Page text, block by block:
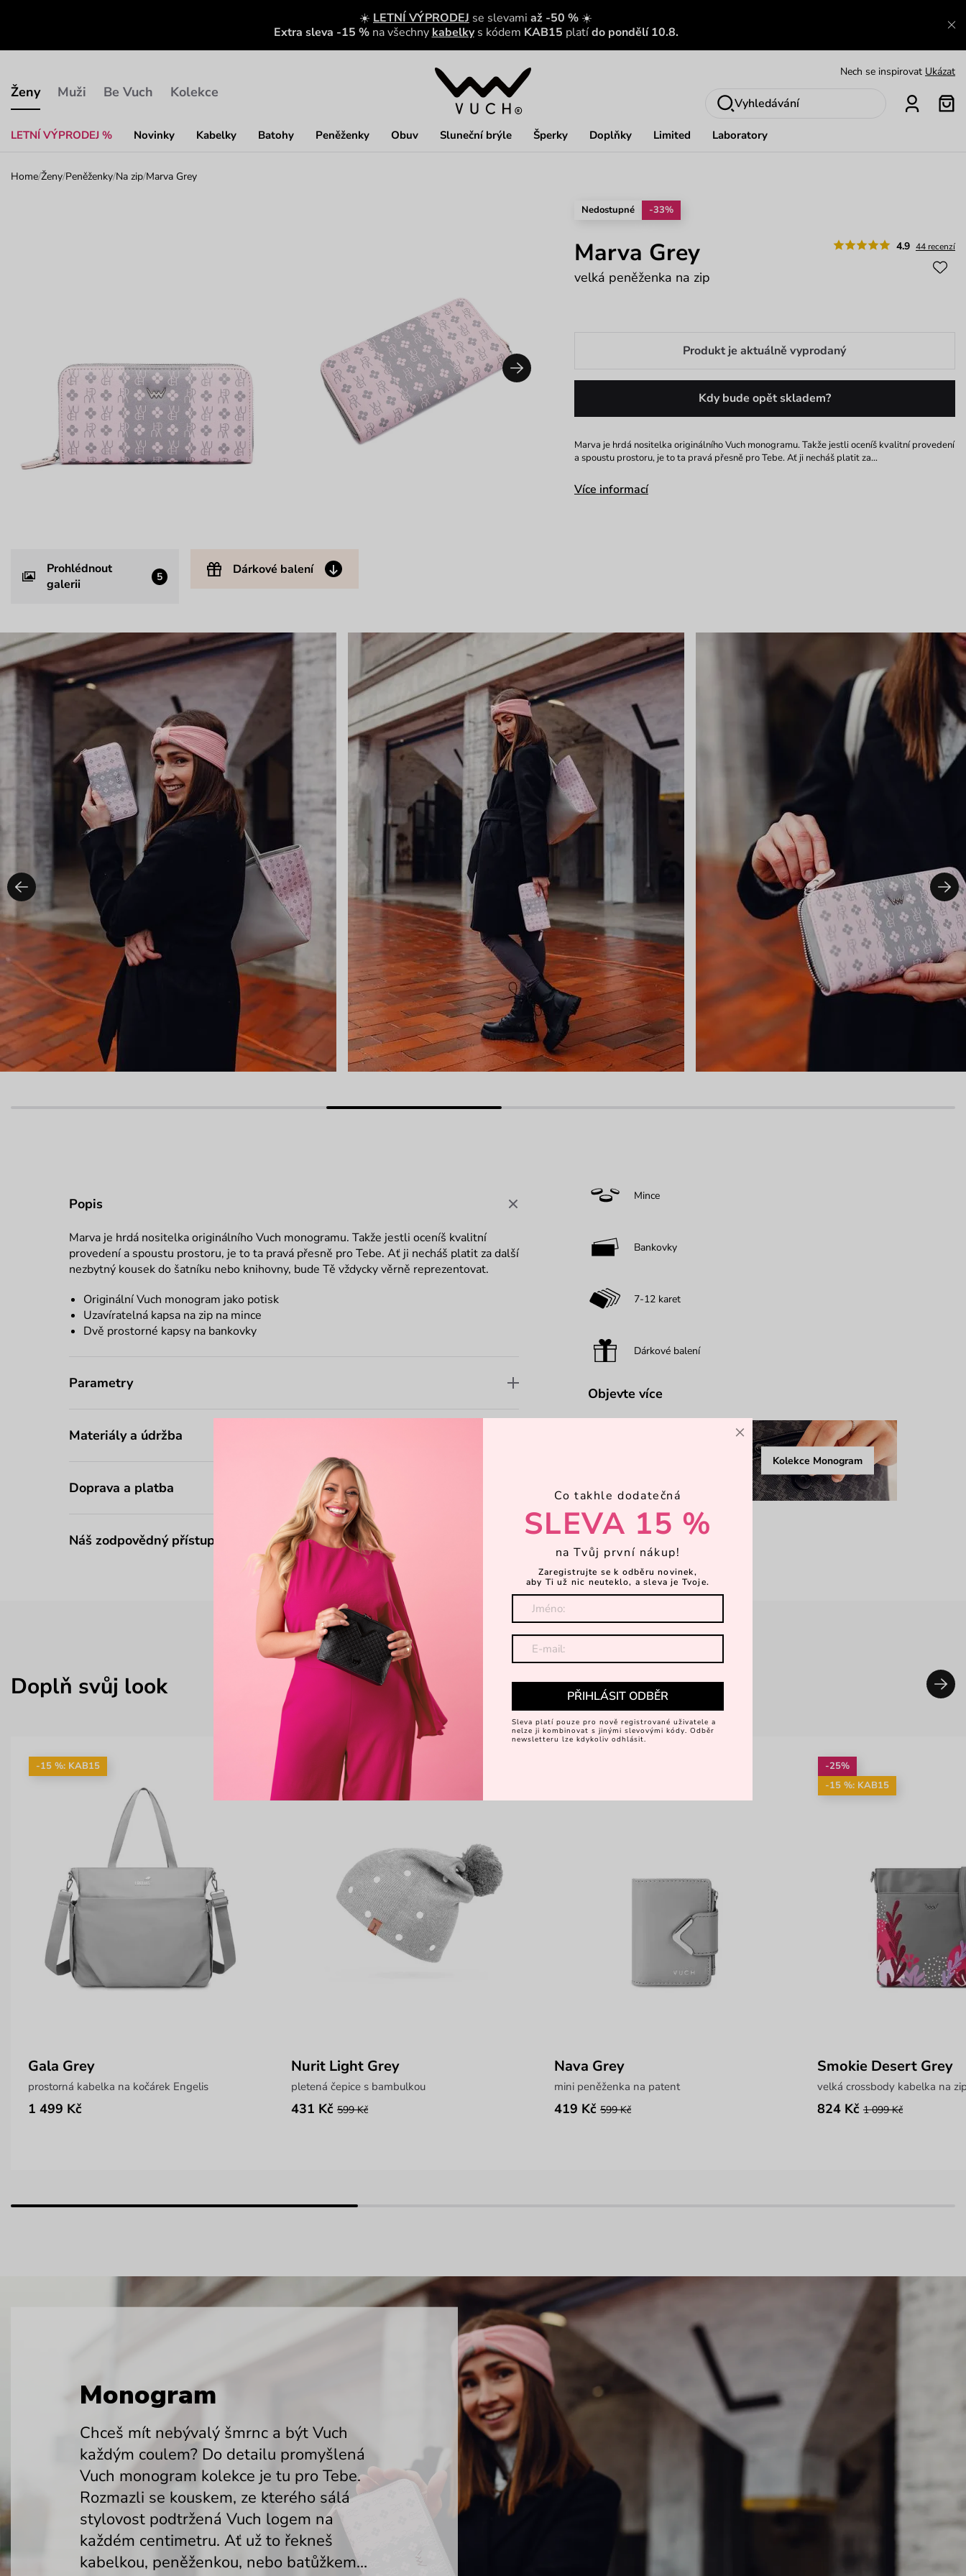
☀️ LETNÍ VÝPRODEJ se slevami až -50 % ☀️
Extra sleva -15 % na všechny kabelky s kódem KAB15 platído pondělí 10.8.
Ženy
LETNÍ VÝPRODEJ % Novinky Kabelky Batohy Peněženky Obuv Sluneční brýle Šperky Doplňky Limited Laboratory
Muži Be Vuch Kolekce
Nech se inspirovat Ukázat
Vyhledávání
Home/Ženy/Peněženky/Na zip/Marva Grey
Prohlédnout
galerii
5 Dárkové balení
Nedostupné -33%
4.9 44 recenzí
Marva Grey
velká peněženka na zip
Produkt je aktuálně vyprodaný
Kdy bude opět skladem?
Marva je hrdá nositelka originálního Vuch monogramu. Takže jestli oceníš kvalitní provedení
a spoustu prostoru, je to ta pravá přesně pro Tebe. Ať ji necháš platit za…
Více informací
Popis
Marva je hrdá nositelka originálního Vuch monogramu. Takže jestli oceníš kvalitní
provedení a spoustu prostoru, je to ta pravá přesně pro Tebe. Ať ji necháš platit za další
nezbytný kousek do šatníku nebo knihovny, bude Tě vždycky věrně reprezentovat.
Originální Vuch monogram jako potisk
Uzavíratelná kapsa na zip na mince
Dvě prostorné kapsy na bankovky
Parametry
Materiály a údržba
Doprava a platba
Náš zodpovědný přístup
Mince
Bankovky
7-12 karet
Dárkové balení
Objevte více
Kolekce Monogram
Doplň svůj look
-15 %: KAB15
Gala Grey
prostorná kabelka na kočárek Engelis
1 499 Kč
Nurit Light Grey
pletená čepice s bambulkou
431 Kč 599 Kč
Nava Grey
mini peněženka na patent
419 Kč 599 Kč
-25%
-15 %: KAB15
Smokie Desert Grey
velká crossbody kabelka na
824 Kč 1 099 Kč
Monogram
Chceš mít nebývalý šmrnc a být Vuch
každým coulem? Do detailu promyšlená
Vuch monogram kolekce je tu pro Tebe.
Rozmazli se kouskem, ze kterého sálá
stylovost podtržená Vuch logem na
každém centimetru. Ať už to řekneš
kabelkou, peněženkou, nebo batůžkem…
×
Co takhle dodatečná
SLEVA 15 %
na Tvůj první nákup!
Zaregistrujte se k odběru novinek,
aby Ti už nic neuteklo, a sleva je Tvoje.
PŘIHLÁSIT ODBĚR
Sleva platí pouze pro nově registrované uživatele a
nelze ji kombinovat s jinými slevovými kódy. Odběr
newsletteru lze kdykoliv odhlásit.